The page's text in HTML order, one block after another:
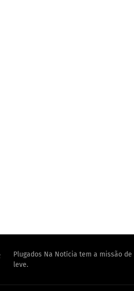
Plugados Na Notícia tem a missão
leve.